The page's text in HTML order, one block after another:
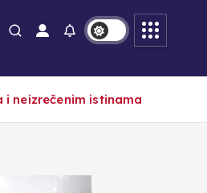
neizrečenim istinama